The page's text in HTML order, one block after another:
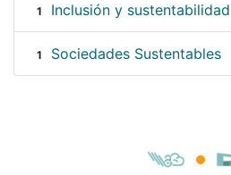
1 Inclusión y sustentabilidad
1 Sociedades Sustentables